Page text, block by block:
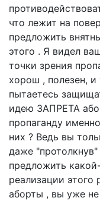
что лежит на
предложить
этого . Я видел
точки зрения
хорош , полезен,
пытаетесь
идею ЗАПРЕТА
пропаганду
них ? Ведь вы
даже
предложить
реализации этого
аборты , вы уже